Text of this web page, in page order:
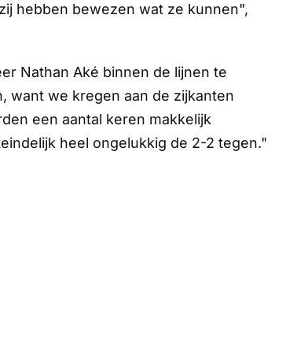
hebben bewezen wat ze kunnen",
Nathan Aké binnen de lijnen te
want we kregen aan de zijkanten
een aantal keren makkelijk
heel ongelukkig de 2-2 tegen."